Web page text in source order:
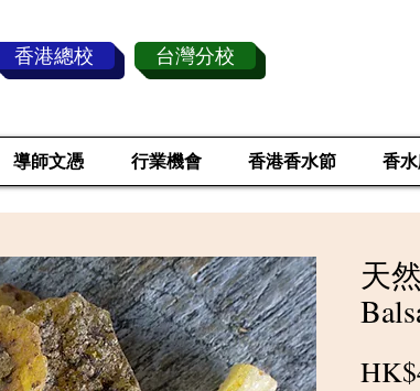
香港總校 台灣分校
導師文憑 行業機會 香港香水節 香
天